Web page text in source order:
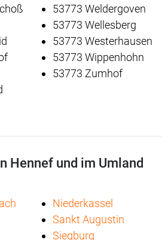
53773 Weldergoven
53773 Wellesberg
53773 Westerhausen
53773 Wippenhohn
53773 Zumhof
Hennef und im Umland
Niederkassel
Sankt Augustin
Siegburg